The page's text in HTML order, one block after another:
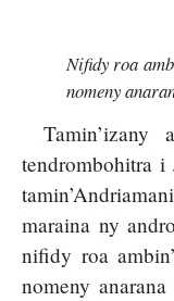
Nifidy roa
nomeny
tendrombohitra i
maraina ny
nifidy roa
nomeny